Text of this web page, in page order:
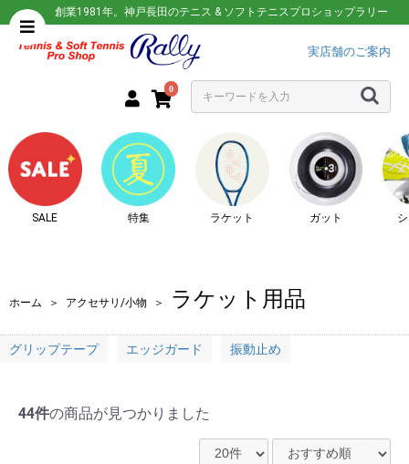
創業1981年。神戸長田のテニス & ソフトテニスプロショップラリー
実店舗のご案内
0
SALE 特集 ラケット ガット
ホーム ＞ アクセサリ/小物 ＞ ラケット用品
グリップテープ エッジガード 振動止め
44件の商品が見つかりました